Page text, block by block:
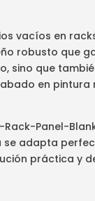
vacíos en
robusto que
sino que
en
Rack-Panel-
se adapta
práctica y